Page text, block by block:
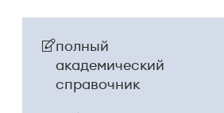
полный
академический
справочник